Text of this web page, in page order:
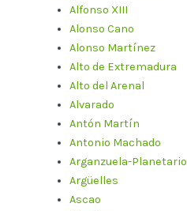
Alfonso XIII
Alonso Cano
Alonso Martínez
Alto de Extremadura
Alto del Arenal
Alvarado
Antón Martín
Antonio Machado
Arganzuela-Planetario
Argüelles
Ascao